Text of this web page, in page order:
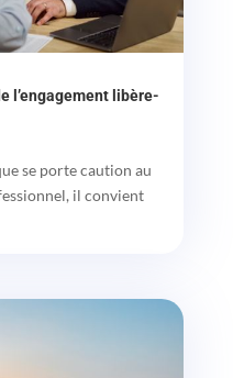
l’engagement libère-
se porte caution au
il convient